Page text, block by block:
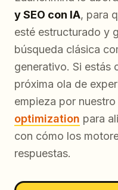
y SEO con IA, para
esté estructurado y
búsqueda clásica
generativo. Si estás
próxima ola de
empieza por
optimization para
con cómo los
respuestas.